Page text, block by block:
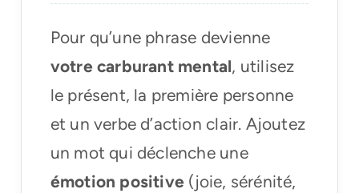
Pour qu’une phrase devienne
votre carburant mental, utilisez
le présent, la première personne
et un verbe d’action clair. Ajoutez
un mot qui déclenche une
émotion positive (joie, sérénité,